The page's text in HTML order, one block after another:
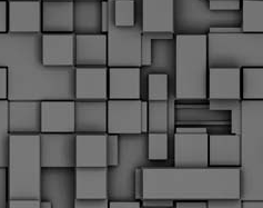
μια εβδομάδα οι αφίξεις των
Δημοτικών Αστυνομικών
τους - Πλήρες
της Δημοτικής
προσλήψεις στην Δημοτική
από το 2010. Δεκαέξι ολόκληρα